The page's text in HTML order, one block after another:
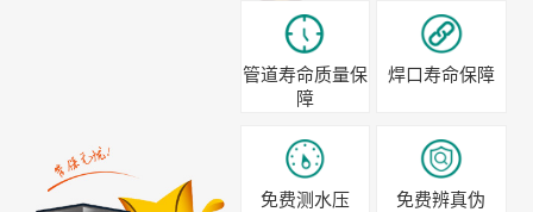
管道寿命质量保
障
焊口寿命保障
免费测水压 免费辨真伪